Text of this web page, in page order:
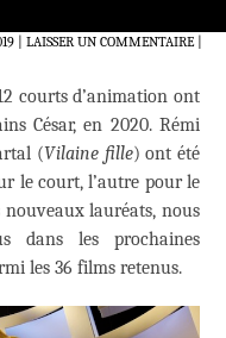
LAISSER UN COMMENTAIRE|
courts d’animation ont
César, en 2020. Rémi
(Vilaine fille) ont été
le court, l’autre pour le
lauréats, nous
dans les prochaines
les 36 films retenus.